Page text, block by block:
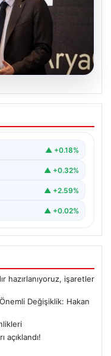
Görevini
İş Bankası'nda
▲ +0.18%
▲ +0.32%
▲ +2.59%
▲ +0.02%
hazırlanıyoruz, işaretler
Değişiklik: Hakan
açıklandı!